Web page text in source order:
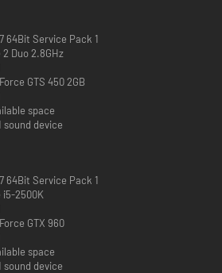
miglioramento.
uno sguardo esclusivo allo sviluppo del gioco
dei doppiatori e di altri membri del
storia di Clementine. Include oltre 10 ore
e il documentario breve “Return of
nuova edizione introduce nuove
il doppiaggio in lip sync e altri
e all’interfaccia, per garantire in
per il The Walking Dead firmato
un lettore musicale che include oltre 40 brani
galleria di illustrazioni, l’accesso ai modelli
attivabili e una nuova interfaccia iniziale
e le musiche originali di tutte le stagioni.
64Bit Service Pack 1
Duo 2.8GHz
GTS 450 2GB
space
sound device
64Bit Service Pack 1
i5-2500K
GTX 960
space
sound device